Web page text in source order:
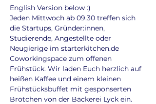
English Version below :)
Jeden Mittwoch ab 09.30 treffen sich
die Startups, Gründer:innen,
Studierende, Angestellte oder
Neugierige im starterkitchen.de
Coworkingspace zum offenen
Frühstück. Wir laden Euch herzlich auf
heißen Kaffee und einem kleinen
Frühstücksbuffet mit gesponserten
Brötchen von der Bäckerei Lyck ein.